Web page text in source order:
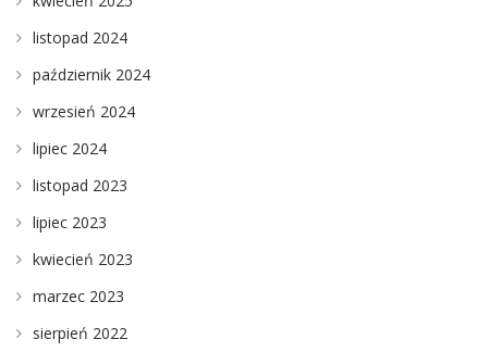
listopad 2024
październik 2024
wrzesień 2024
lipiec 2024
listopad 2023
lipiec 2023
kwiecień 2023
marzec 2023
sierpień 2022